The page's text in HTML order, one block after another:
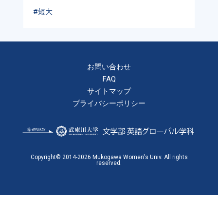
#短大
お問い合わせ
FAQ
サイトマップ
プライバシーポリシー
Copyright© 2014-2026 Mukogawa Women's Univ. All rights
reserved.